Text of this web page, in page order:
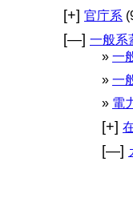
[+] 官庁系
[—] 一般系
一
一
電
[+]
[—]